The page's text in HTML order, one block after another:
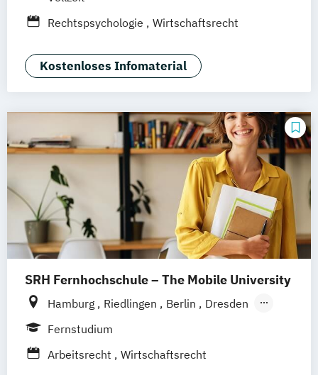
Braunschweig Erfurt
Rechtspsychologie
Wirtschaftsrecht
Kostenloses Infomaterial
SRH Fernhochschule – The Mobile University
Hamburg Riedlingen Berlin
Dresden
Düsseldorf
Mannheim
Wertheim Wien
Fernstudium
Arbeitsrecht
Wirtschaftsrecht